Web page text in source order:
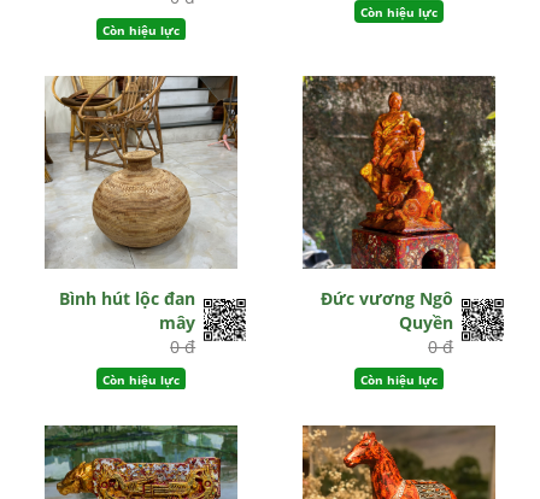
Còn hiệu lực
Còn hiệu lực
Bình hút lộc đan
mây
0 đ
Còn hiệu lực
Đức vương Ngô
Quyền
0 đ
Còn hiệu lực